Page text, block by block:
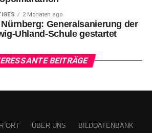
2 Monaten ago
Generalsanierung der
Uhland-Schule gestartet
BEITRÄGE
ORT ÜBER UNS BILDDATENBANK